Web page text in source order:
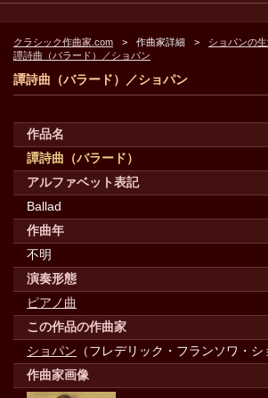
クラシック作曲家.com 作曲家詳細
ショパンの
譚詩曲（バラード）／ショパン
譚詩曲（バラード）／ショパン
作品名
譚詩曲（バラード）
アルファベット表記
Ballad
作曲年
不明
演奏形態
ピアノ曲
この作品の作曲家
ショパン （フレデリック・フランソワ・シ
作曲家画像